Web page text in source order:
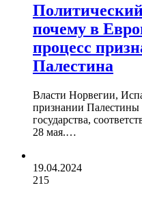
почему в
процесс
Палестина
Власти Норвегии,
признании Палестины
государства,
28 мая.…
19.04.2024
215